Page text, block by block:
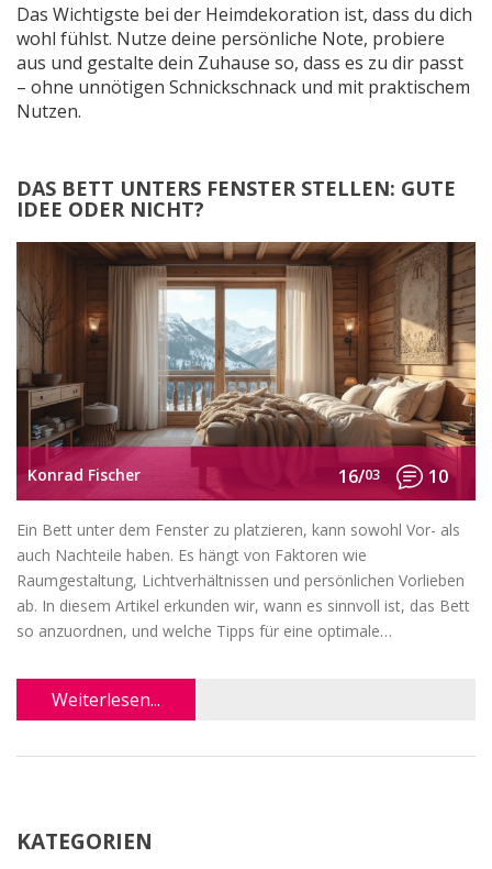
Das Wichtigste bei der Heimdekoration ist, dass du dich
wohl fühlst. Nutze deine persönliche Note, probiere
aus und gestalte dein Zuhause so, dass es zu dir passt
– ohne unnötigen Schnickschnack und mit praktischem
Nutzen.
DAS BETT UNTERS FENSTER STELLEN: GUTE
IDEE ODER NICHT?
Konrad Fischer 16/03 10
Ein Bett unter dem Fenster zu platzieren, kann sowohl Vor- als
auch Nachteile haben. Es hängt von Faktoren wie
Raumgestaltung, Lichtverhältnissen und persönlichen Vorlieben
ab. In diesem Artikel erkunden wir, wann es sinnvoll ist, das Bett
so anzuordnen, und welche Tipps für eine optimale
mögliche Einflüsse auf Schlafqualität und Raumästhetik. Gute
Planung kann dies zu einer stilvollen Möglichkeit machen.
Weiterlesen...
KATEGORIEN